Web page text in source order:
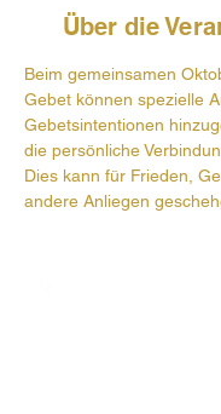
Über die
Beim gemeinsamen
Gebet können spezielle
Gebetsintentionen
die persönliche
Dies kann für Frieden,
andere Anliegen